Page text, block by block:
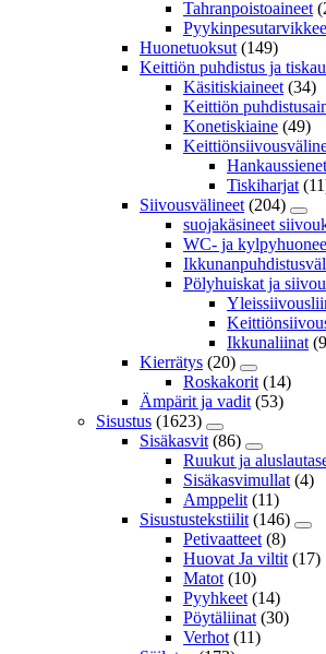
Tahranpoistoaineet
Huonetuoksut (149)
Keittiön puhdistus ja
Käsitiskiaineet (34)
Keittiön
Konetiskiaine (49)
Tiskiharjat
Siivousvälineet (204)
suojakäsineet
WC- ja
Pölyhuiskat ja
Ikkunaliinat
Kierrätys (20)
Roskakorit (14)
Ämpärit ja vadit (53)
Sisustus (1623)
Sisäkasvit (86)
Ruukut ja
Sisäkasvimullat (4)
Amppelit (11)
Sisustustekstiilit (146)
Petivaatteet (8)
Huovat Ja viltit (17)
Matot (10)
Pyyhkeet (14)
Pöytäliinat (30)
Verhot (11)